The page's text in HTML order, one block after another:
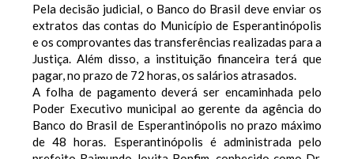
Pela decisão judicial, o Banco do Brasil deve enviar os
extratos das contas do Município de Esperantinópolis
e os comprovantes das transferências realizadas para a
Justiça. Além disso, a instituição financeira terá que
pagar, no prazo de 72 horas, os salários atrasados.
A folha de pagamento deverá ser encaminhada pelo
Poder Executivo municipal ao gerente da agência do
Banco do Brasil de Esperantinópolis no prazo máximo
de 48 horas. Esperantinópolis é administrada pelo